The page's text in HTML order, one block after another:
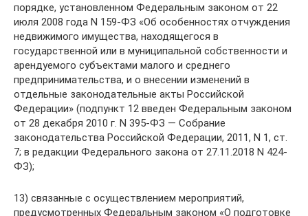
порядке, установленном Федеральным законом от 22
июля 2008 года N 159-ФЗ «Об особенностях отчуждения
недвижимого имущества, находящегося в
государственной или в муниципальной собственности и
арендуемого субъектами малого и среднего
предпринимательства, и о внесении изменений в
отдельные законодательные акты Российской
Федерации» (подпункт 12 введен Федеральным законом
от 28 декабря 2010 г. N 395-ФЗ — Собрание
законодательства Российской Федерации, 2011, N 1, ст.
7; в редакции Федерального закона от 27.11.2018 N 424-
ФЗ);
13) связанные с осуществлением мероприятий,
предусмотренных Федеральным законом «О подготовке